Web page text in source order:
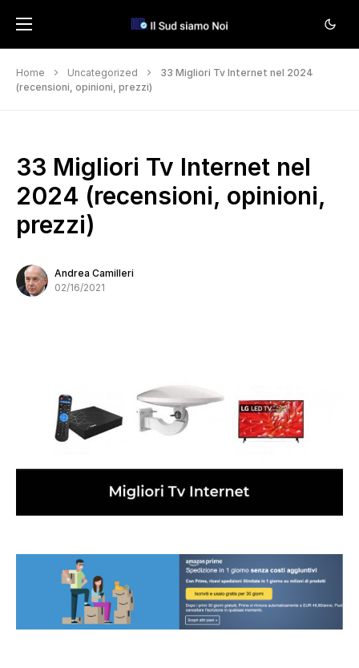
Home Uncategorized
33 Migliori Tv Internet nel 2024
(recensioni, opinioni, prezzi)
33 Migliori Tv Internet nel
2024 (recensioni, opinioni,
prezzi)
Andrea Camilleri
02/16/2021